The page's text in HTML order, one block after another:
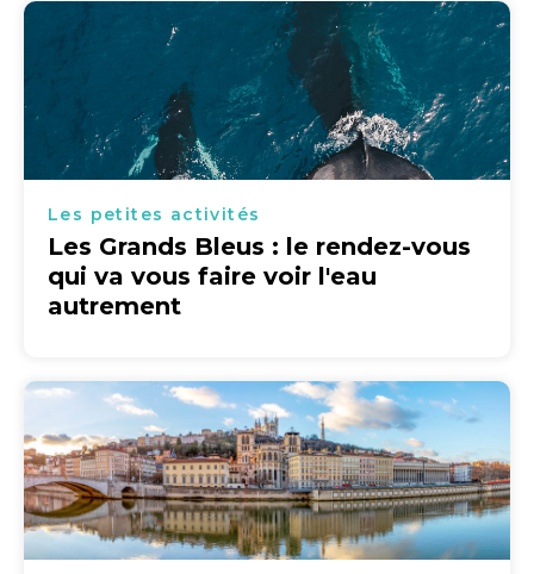
Les petites activités
Les Grands Bleus : le rendez-vous
qui va vous faire voir l'eau
autrement